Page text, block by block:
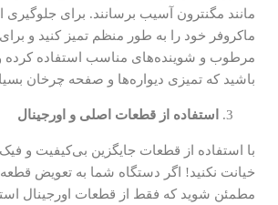
مانند مگنترون آسیب برسانند. برای جلوگیری
ماکروفر خود را به طور منظم تمیز کنید و
مرطوب و شوینده‌های مناسب استفاده کرده و
باشید که تمیزی دیواره‌ها و صفحه چرخان
استفاده از قطعات اصلی و اورجینال
با استفاده از قطعات جایگزین بی‌کیفیت و
خیانت نکنید! اگر دستگاه شما به تعویض
مطمئن شوید که فقط از قطعات اورجینال